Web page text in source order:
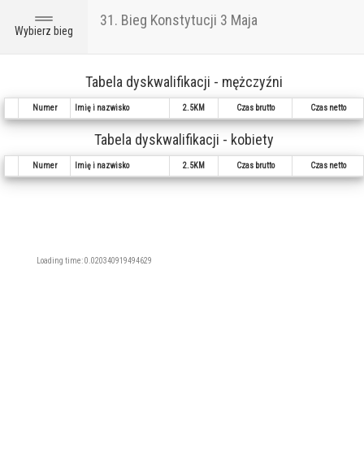
Toggle
navigation
Wybierz bieg
31. Bieg Konstytucji 3 Maja
Tabela dyskwalifikacji - mężczyźni
Numer Imię i nazwisko 2.5KM Czas brutto Czas netto
Tabela dyskwalifikacji - kobiety
Numer Imię i nazwisko 2.5KM Czas brutto Czas netto
Loading time: 0.020340919494629